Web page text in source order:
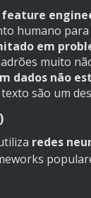
feature
humano
em
muito
dados não
são um
redes